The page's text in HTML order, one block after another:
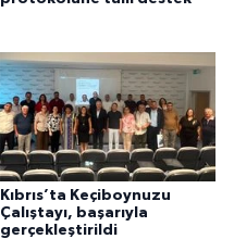
Kıbrıs’ta Keçiboynuzu
Çalıştayı, başarıyla
gerçekleştirildi